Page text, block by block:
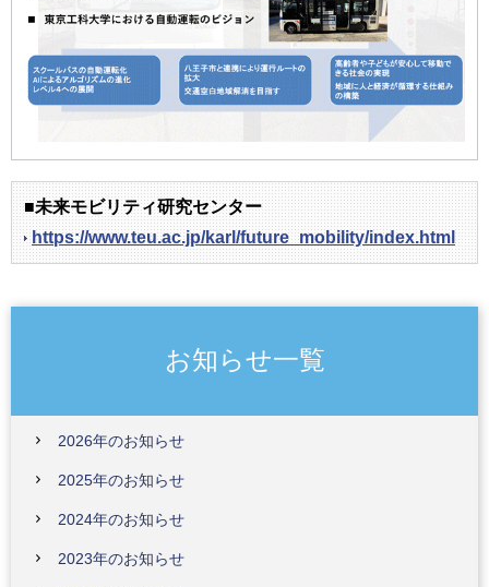
■未来モビリティ研究センター
https://www.teu.ac.jp/karl/future_mobility/index.html
お知らせ一覧
2026年のお知らせ
2025年のお知らせ
2024年のお知らせ
2023年のお知らせ